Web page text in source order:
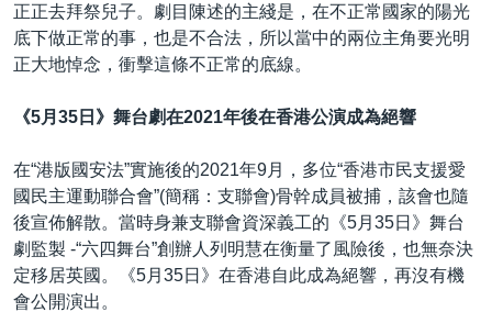
正正去拜祭兒子。劇目陳述的主綫是，在不正常國家的陽光
底下做正常的事，也是不合法，所以當中的兩位主角要光明
正大地悼念，衝擊這條不正常的底線。
《5月35日》舞台劇在2021年後在香港公演成為絕響
在“港版國安法”實施後的2021年9月，多位“香港市民支援愛
國民主運動聯合會”(簡稱：支聯會)骨幹成員被捕，該會也隨
後宣佈解散。當時身兼支聯會資深義工的《5月35日》舞台
劇監製 -“六四舞台”創辦人列明慧在衡量了風險後，也無奈決
定移居英國。《5月35日》在香港自此成為絕響，再沒有機
會公開演出。